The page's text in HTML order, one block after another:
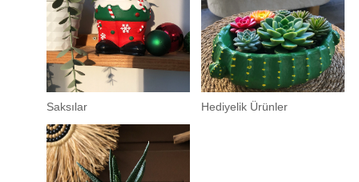
Saksılar Hediyelik Ürünler